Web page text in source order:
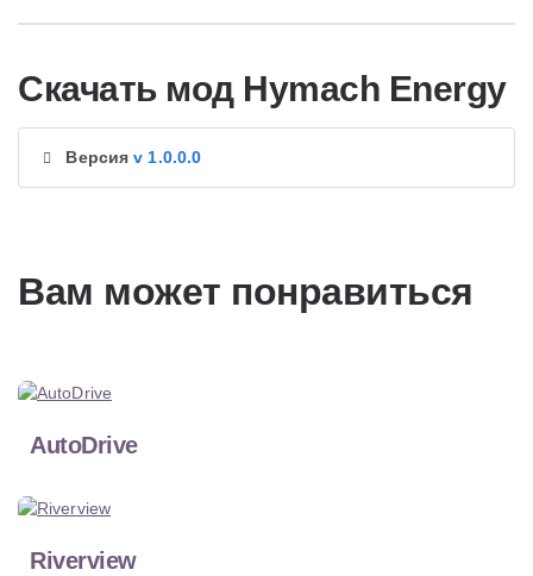
Скачать мод Hymach Energy
Версияv 1.0.0.0
Вам может понравиться
AutoDrive
Riverview